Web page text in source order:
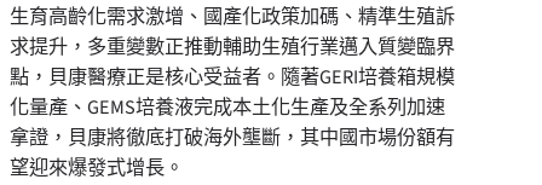
生育高齡化需求激增、國產化政策加碼、精準生殖訴
求提升，多重變數正推動輔助生殖行業邁入質變臨界
點，貝康醫療正是核心受益者。隨著GERI培養箱規模
化量產、GEMS培養液完成本土化生產及全系列加速
拿證，貝康將徹底打破海外壟斷，其中國市場份額有
望迎來爆發式增長。